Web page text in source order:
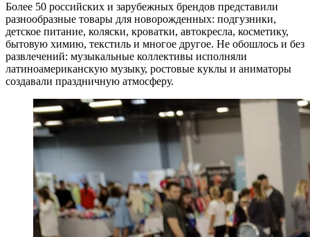
Более 50 российских и зарубежных брендов представили
разнообразные товары для новорожденных: подгузники,
детское питание, коляски, кроватки, автокресла, косметику,
бытовую химию, текстиль и многое другое. Не обошлось и без
развлечений: музыкальные коллективы исполняли
латиноамериканскую музыку, ростовые куклы и аниматоры
создавали праздничную атмосферу.